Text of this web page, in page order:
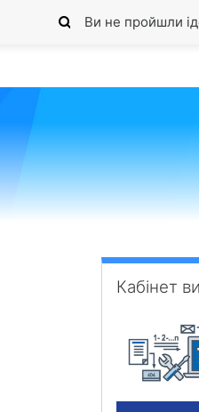
Ви не пройшли
Пропустити
Кабінет